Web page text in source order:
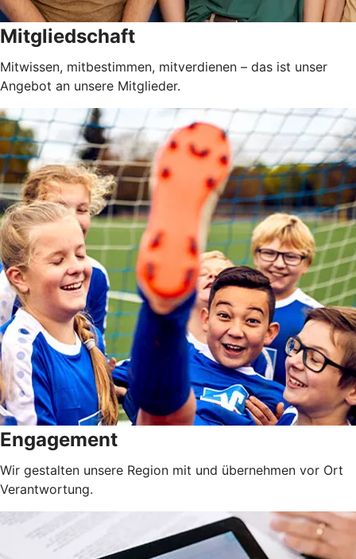
Mitgliedschaft
Mitwissen, mitbestimmen, mitverdienen – das ist unser
Angebot an unsere Mitglieder.
Engagement
Wir gestalten unsere Region mit und übernehmen vor Ort
Verantwortung.